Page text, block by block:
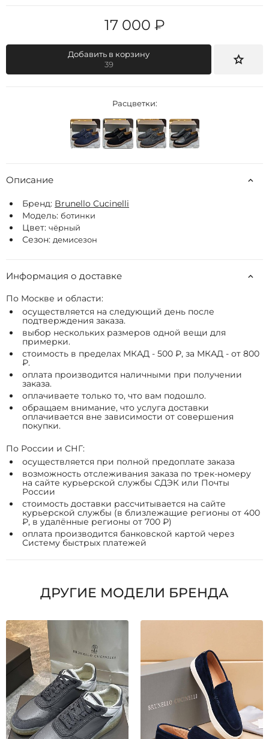
17 000 ₽
Добавить в корзину
39
Расцветки:
Описание
Бренд: Brunello Cucinelli
Модель: ботинки
Цвет: чёрный
Сезон: демисезон
Информация о доставке
По Москве и области:
осуществляется на следующий день после
подтверждения заказа.
выбор нескольких размеров одной вещи для
примерки.
стоимость в пределах МКАД - 500 ₽, за МКАД - от 800
₽.
оплата производится наличными при получении
заказа.
оплачиваете только то, что вам подошло.
обращаем внимание, что услуга доставки
оплачивается вне зависимости от совершения
покупки.
По России и СНГ:
осуществляется при полной предоплате заказа
возможность отслеживания заказа по трек-номеру
на сайте курьерской службы СДЭК или Почты
России
стоимость доставки рассчитывается на сайте
курьерской службы (в близлежащие регионы от 400
₽, в удалённые регионы от 700 ₽)
оплата производится банковской картой через
Систему быстрых платежей
ДРУГИЕ МОДЕЛИ БРЕНДА